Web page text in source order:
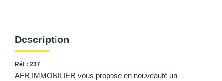
Description
Réf : 237
AFR IMMOBILIER vous propose en nouveauté un